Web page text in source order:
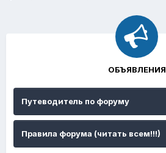
ОБЪЯВЛЕНИЯ
Путеводитель по форуму
Правила форума (читать всем!!!)